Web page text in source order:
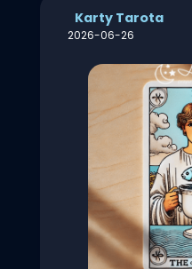
Karty Tarota
2026-06-26